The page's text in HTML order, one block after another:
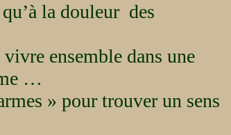
la douleur des
ensemble dans une
…
» pour trouver un sens